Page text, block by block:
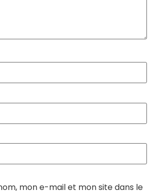
mon e-mail et mon site dans le